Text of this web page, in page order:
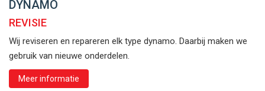
DYNAMO
REVISIE
Wij reviseren en repareren elk type dynamo. Daarbij maken we
gebruik van nieuwe onderdelen.
Meer informatie